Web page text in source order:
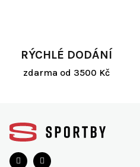
RÝCHLÉ DODÁNÍ
zdarma od 3500 Kč